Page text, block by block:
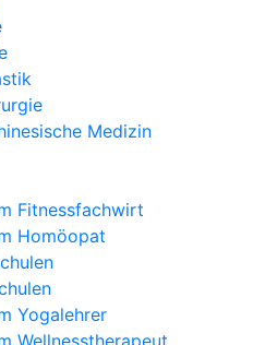
Medizin
Fitnessfachwirt
Homöopat
Yogalehrer
Wellnesstherapeut